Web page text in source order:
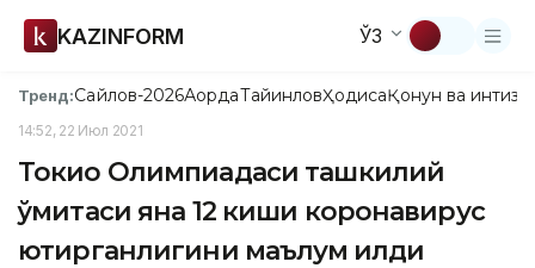
KAZINFORM ЎЗ
Тренд:Сайлов-2026АқордаТайинловҲодисаҚонун ва
14:52, 22 Июл 2021
Токио Олимпиадаси ташкилий
қўмитаси яна 12 киши коронавирус
юқтирганлигини маълум қилди